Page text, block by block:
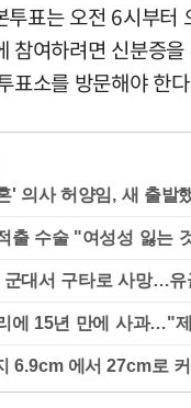
투표는 오전 6시부터
참여하려면 신분증
표소를 방문해야 한
' 의사 허양임, 새 출발
출 수술 "여성성 잃는
군대서 구타로 사망…유
에 15년 만에 사과…"